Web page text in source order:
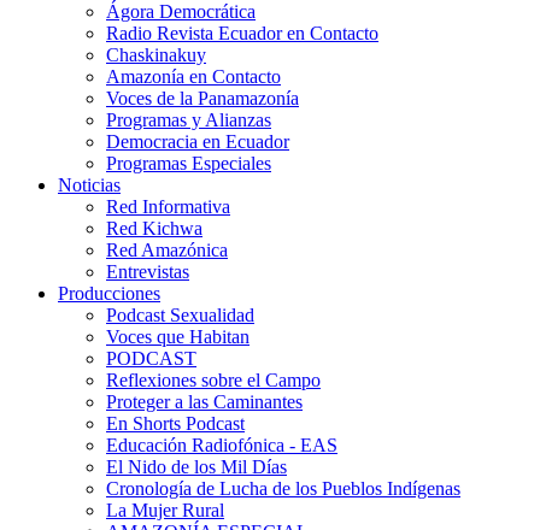
Ágora Democrática
Radio Revista Ecuador en Contacto
Chaskinakuy
Amazonía en Contacto
Voces de la Panamazonía
Programas y Alianzas
Democracia en Ecuador
Programas Especiales
Noticias
Red Informativa
Red Kichwa
Red Amazónica
Entrevistas
Producciones
Podcast Sexualidad
Voces que Habitan
PODCAST
Reflexiones sobre el Campo
Proteger a las Caminantes
En Shorts Podcast
Educación Radiofónica - EAS
El Nido de los Mil Días
Cronología de Lucha de los Pueblos Indígenas
La Mujer Rural